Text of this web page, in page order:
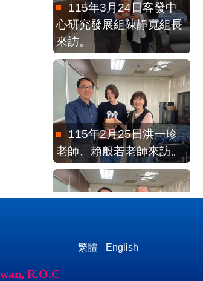
心研究發展組陳靜寬組長
來訪。
115年2月25日洪一珍
老師、賴般若老師來訪。
心馬紀政組長來訪
繁體 English
R.O.C